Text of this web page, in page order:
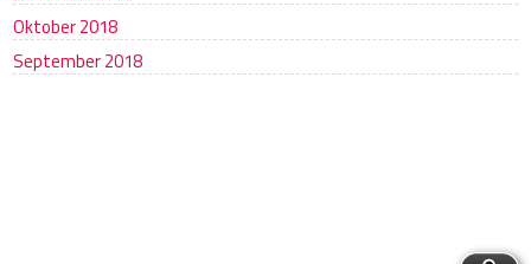
Oktober 2018
September 2018